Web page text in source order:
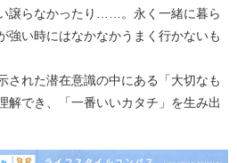
譲らなかったり……。永く一緒に暮ら
強い時にはなかなかうまく行かないも
された潜在意識の中にある「大切なも
解でき、「一番いいカタチ」を生み出